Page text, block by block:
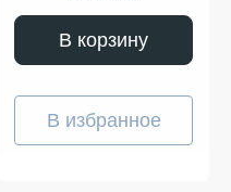
В корзину
В избранное